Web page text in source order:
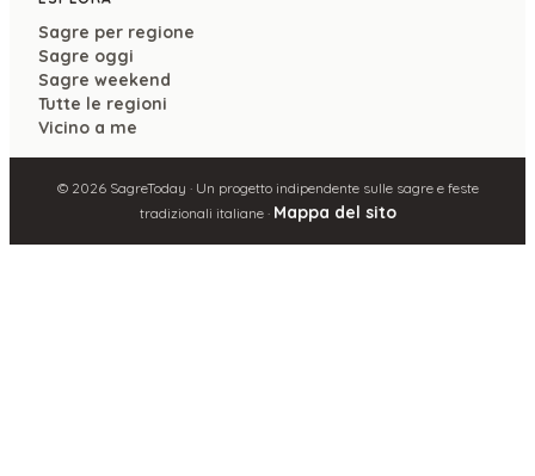
Sagre per regione
Sagre oggi
Sagre weekend
Tutte le regioni
Vicino a me
© 2026SagreToday · Un progetto indipendente sulle sagre e feste
tradizionali italiane · Mappa del sito